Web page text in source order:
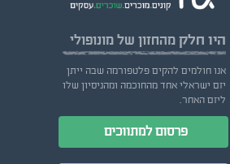
היו חלקמהחזון של מונופולי
אנו חולמים להקים פלטפורמה שבה ייתן
יזם ישראלי אחד מהחוכמה ומהניסיון שלו
ליזם האחר.
פרסום למתווכים